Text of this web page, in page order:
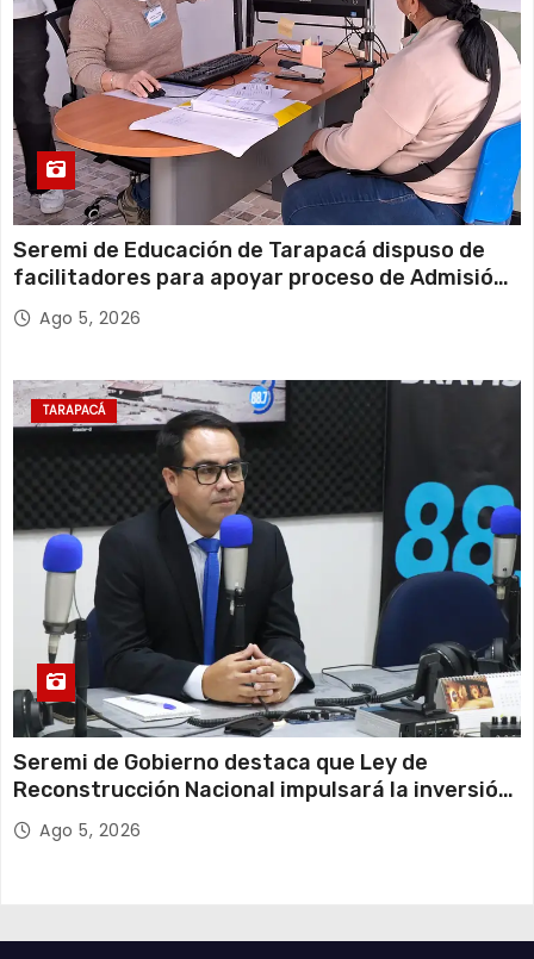
Seremi de Educación de Tarapacá dispuso de
facilitadores para apoyar proceso de Admisión
Escolar 2027
Ago 5, 2026
TARAPACÁ
Seremi de Gobierno destaca que Ley de
Reconstrucción Nacional impulsará la inversión
y el empleo en Tarapacá
Ago 5, 2026